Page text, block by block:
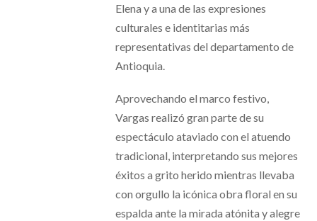
Elena y a una de las expresiones
culturales e identitarias más
representativas del departamento de
Antioquia.
Aprovechando el marco festivo,
Vargas realizó gran parte de su
espectáculo ataviado con el atuendo
tradicional, interpretando sus mejores
éxitos a grito herido mientras llevaba
con orgullo la icónica obra floral en su
espalda ante la mirada atónita y alegre